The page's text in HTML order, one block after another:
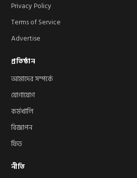
Privacy Policy
Terms of Service
Advertise
প্রতিষ্ঠান
আমাদের সম্পর্কে
যোগাযোগ
কর্মখালি
বিজ্ঞাপন
ফিড
নীতি